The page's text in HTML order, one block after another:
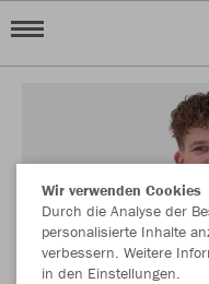
Wir verwenden Cookies
Durch die Analyse der
personalisierte Inhalte
verbessern. Weitere
in den Einstellungen.